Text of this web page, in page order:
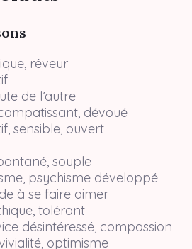
rêveur
de l’autre
dévoué
sensible, ouvert
souple
psychisme développé
à se faire aimer
tolérant
désintéressé, compassion
optimisme